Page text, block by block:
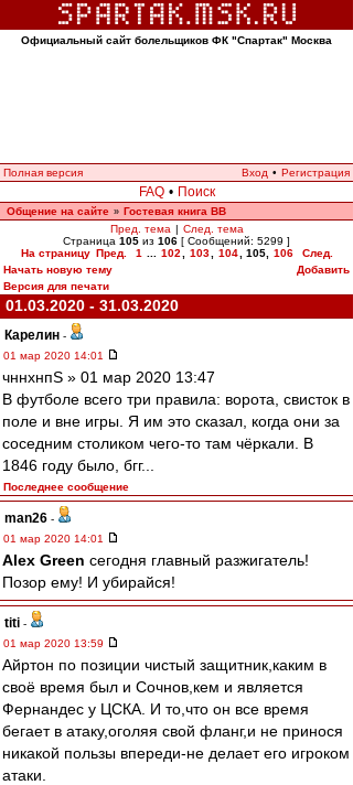
Официальный сайт болельщиков ФК "Спартак" Москва
Полная версия Вход • Регистрация
FAQ • Поиск
Общение на сайте » Гостевая книга ВВ
Пред. тема | След. тема
Страница 105 из 106 [ Сообщений: 5299 ]
На страницу Пред. 1 102 103 104 105, 106
След.
Начать новую тему
Добавить
Версия для печати
01.03.2020 - 31.03.2020
Карелин -
01 мар 2020 14:01
чннхнпS » 01 мар 2020 13:47
В футболе всего три правила: ворота, свисток в
поле и вне игры. Я им это сказал, когда они за
соседним столиком чего-то там чёркали. В
1846 году было, бгг...
Последнее сообщение
man26 -
01 мар 2020 14:01
Alex Green сегодня главный разжигатель!
Позор ему! И убирайся!
titi -
01 мар 2020 13:59
Айртон по позиции чистый защитник,каким в
своё время был и Сочнов,кем и является
Фернандес у ЦСКА. И то,что он все время
бегает в атаку,оголяя свой фланг,и не принося
никакой пользы впереди-не делает его игроком
атаки.